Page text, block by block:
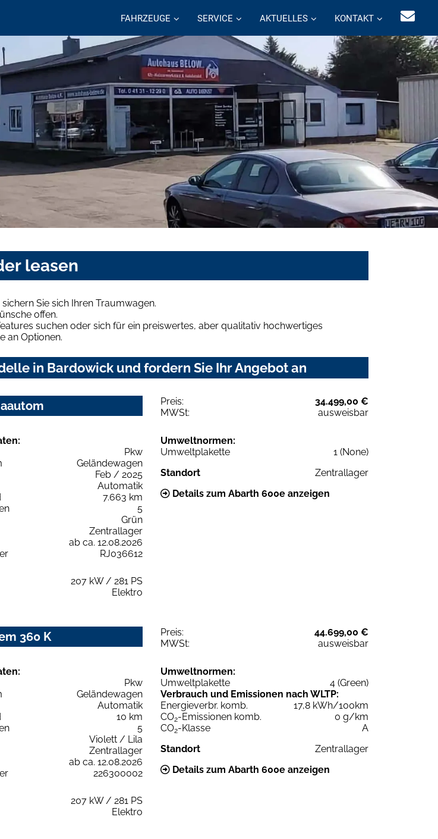
FAHRZEUGE SERVICE AKTUELLES KONTAKT
leasen
Sie sich Ihren Traumwagen.
offen.
suchen oder sich für ein preiswertes, aber qualitativ hochwertiges
an Optionen.
in Bardowick und fordern Sie Ihr Angebot an
Preis:
34.499,00 €
MWSt:
ausweisbar
Pkw
Geländewagen
Feb / 2025
Automatik
7.663 km
5
Grün
Zentrallager
ab ca. 12.08.2026
RJ036612
207 kW / 281 PS
Elektro
Umweltnormen:
Umweltplakette
1 (None)
Standort
Zentrallager
Details zum Abarth 600e anzeigen
360 K Preis:
44.699,00 €
MWSt:
ausweisbar
Pkw
Geländewagen
Automatik
10 km
5
Violett / Lila
Zentrallager
ab ca. 12.08.2026
226300002
207 kW / 281 PS
Elektro
Umweltnormen:
Umweltplakette
4 (Green)
Verbrauch und Emissionen nach WLTP:
Energieverbr. komb.
17,8 kWh/100km
CO2-Emissionen komb.
0 g/km
CO2-Klasse
A
Standort
Zentrallager
Details zum Abarth 600e anzeigen